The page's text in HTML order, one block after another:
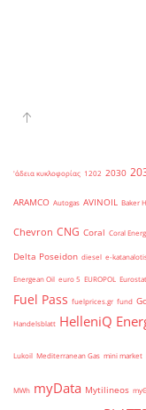
'άδεια κυκλοφορίας 1202 2030
ARAMCO Autogas AVINOIL Baker
Chevron CNG Coral Coral
Delta Poseidon diesel e-
Energean Oil euro 5 EUROPOL Eurostat
Fuel Pass fuelprices.gr fund
Handelsblatt HelleniQ
Lukoil Mediterranean Gas mini market
MWh myData Mytilineos